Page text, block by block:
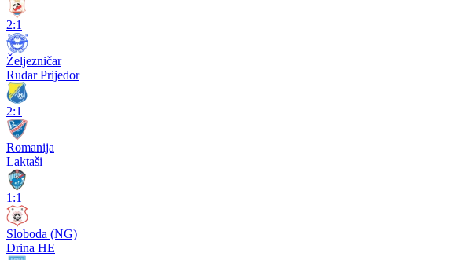
2:1
Željezničar
Rudar Prijedor
2:1
Romanija
Laktaši
1:1
Sloboda (NG)
Drina HE